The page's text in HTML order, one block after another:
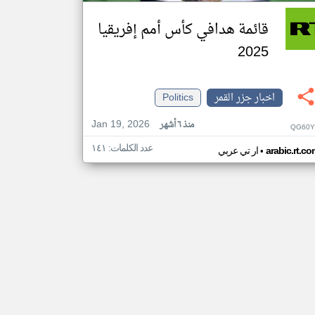
قائمة هدافي كأس أمم إفريقيا
2025
اخبار جزر القمر
Politics
Jan 19, 2026
منذ ٦ أشهر
ار تي عربي• عدد الكلمات: ١٤١